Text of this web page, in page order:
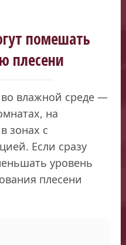
помешать
плесени
во влажной среде —
на
зонах с
Если сразу
уровень
плесени